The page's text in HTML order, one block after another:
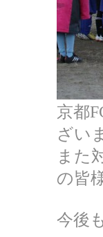
京都
ざい
また
の皆
今後